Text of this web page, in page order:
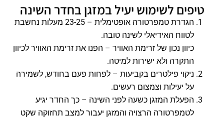
טיפים לשימוש יעיל במזגן בחדר השינה
הגדרת טמפרטורה אופטימלית – 23-25 מעלות נחשבת
לטווח האידיאלי לשינה טובה.
כיוון נכון של זרימת האוויר – הפנו את זרימת האוויר לכיוון
התקרה ולא ישירות למיטה.
ניקוי פילטרים בקביעות – לפחות פעם בחודש, לשמירה
על יעילות וצמצום רעשים.
הפעלת המזגן כשעה לפני השינה – כך החדר יגיע
לטמפרטורה הרצויה והמזגן יעבור למצב תחזוקה שקט